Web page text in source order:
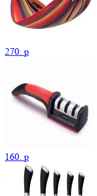
270. p
160. p